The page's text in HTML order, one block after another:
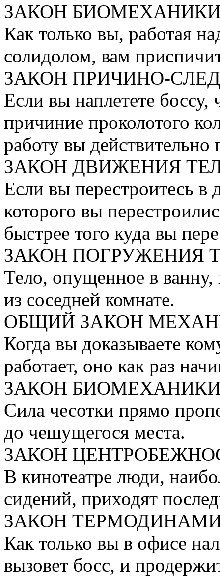
ЗАКОН
Как только вы, работая
солидолом, вам
ЗАКОН ПРИЧИНО-
Если вы наплетете
причиние проколотого
работу вы действительно
ЗАКОН ДВИЖЕНИЯ
Если вы перестроитесь в
которого вы
быстрее того куда вы
ЗАКОН ПОГРУЖЕНИЯ
Тело, опущенное в
из соседней комнате.
ОБЩИЙ ЗАКОН
Когда вы доказываете
работает, оно как раз
ЗАКОН
Сила чесотки прямо
до чешущегося места.
ЗАКОН
В кинотеатре люди,
сидений, приходят
ЗАКОН
Как только вы в офисе
вызовет босс, и